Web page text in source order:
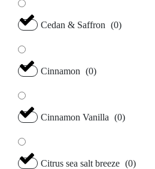
Cedan & Saffron (0)
Cinnamon (0)
Cinnamon Vanilla (0)
Citrus sea salt breeze (0)